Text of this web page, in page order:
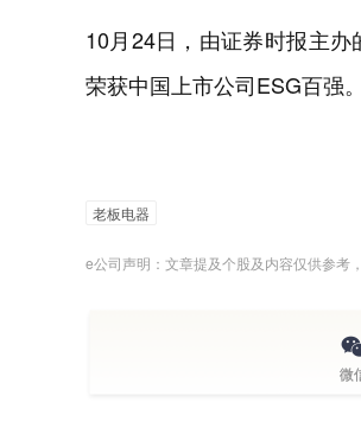
10月24日，由证券时报主
荣获中国上市公司ESG百强。
老板电器
e公司声明：文章提及个股及内容仅供参考
微